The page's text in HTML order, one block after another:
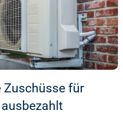
Zuschüsse für